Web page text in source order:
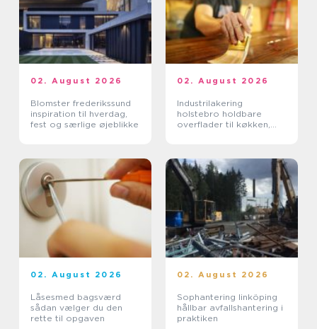
02. August 2026
Blomster frederikssund
inspiration til hverdag,
fest og særlige øjeblikke
02. August 2026
Industrilakering
holstebro holdbare
overflader til køkken,
02. August 2026
Låsesmed bagsværd
sådan vælger du den
rette til opgaven
02. August 2026
Sophantering linköping
hållbar avfallshantering i
praktiken